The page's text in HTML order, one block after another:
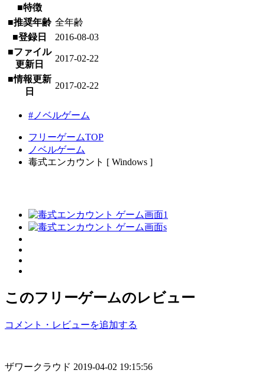
■特徴
■推奨年齢 全年齢
■登録日
2016-08-03
■ファイル
更新日
2017-02-22
■情報更新
日
2017-02-22
#ノベルゲーム
フリーゲームTOP
ノベルゲーム
毒式エンカウント [ Windows ]
このフリーゲームのレビュー
コメント・レビューを追加する
ザワークラウド 2019-04-02 19:15:56